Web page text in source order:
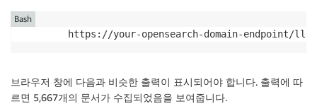
https://your-opensearch-domain-endpoint/
Bash
브라우저 창에 다음과 비슷한 출력이 표시되어야 합니다. 출력에 따
르면 5,667개의 문서가 수집되었음을 보여줍니다.